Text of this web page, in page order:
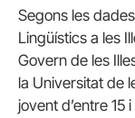
Segons les
Lingüístics a les
Govern de les
la Universitat de
jovent d’entre